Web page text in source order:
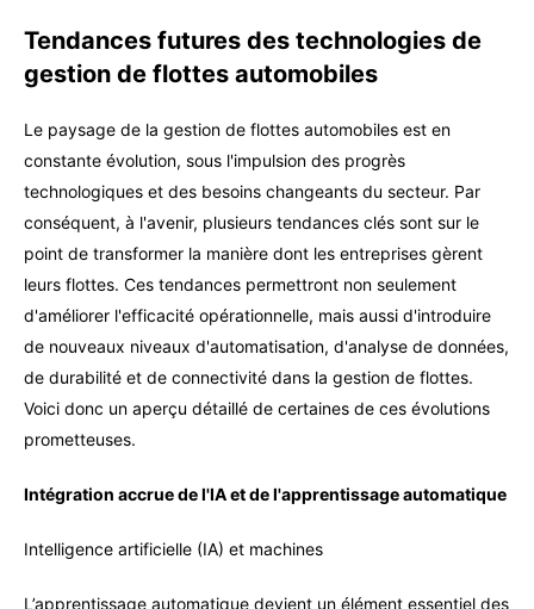
Tendances futures des technologies de
gestion de flottes automobiles
Le paysage de la gestion de flottes automobiles est en
constante évolution, sous l'impulsion des progrès
technologiques et des besoins changeants du secteur. Par
conséquent, à l'avenir, plusieurs tendances clés sont sur le
point de transformer la manière dont les entreprises gèrent
leurs flottes. Ces tendances permettront non seulement
d'améliorer l'efficacité opérationnelle, mais aussi d'introduire
de nouveaux niveaux d'automatisation, d'analyse de données,
de durabilité et de connectivité dans la gestion de flottes.
Voici donc un aperçu détaillé de certaines de ces évolutions
prometteuses.
Intégration accrue de l'IA et de l'apprentissage automatique
Intelligence artificielle (IA) et machines
L’apprentissage automatique devient un élément essentiel des